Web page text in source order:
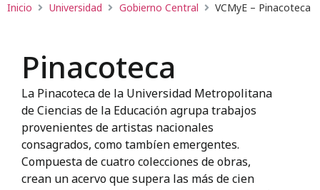
Inicio Universidad Gobierno Central VCMyE – Pinacoteca
Pinacoteca
La Pinacoteca de la Universidad Metropolitana
de Ciencias de la Educación agrupa trabajos
provenientes de artistas nacionales
consagrados, como tambíen emergentes.
Compuesta de cuatro colecciones de obras,
crean un acervo que supera las más de cien